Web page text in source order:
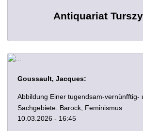
Antiquariat
Goussault, Jacques:
Sachgebiete: Barock, Feminismus
10.03.2026 - 16:45